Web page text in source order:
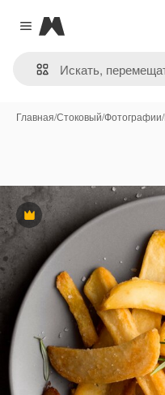
Close menu
Magnific
Главная/Стоковый/Фотографии/
Премиум